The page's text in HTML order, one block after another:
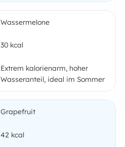
Wassermelone
30 kcal
Extrem kalorienarm, hoher
Wasseranteil, ideal im Sommer
Grapefruit
42 kcal